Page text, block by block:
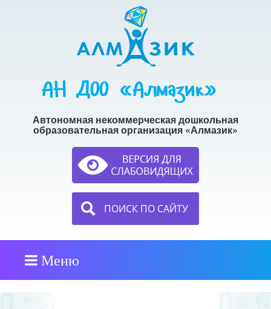
АН ДОО «Алмазик»
Автономная некоммерческая дошкольная
образовательная организация «Алмазик»
ПОИСК ПО САЙТУ
Меню